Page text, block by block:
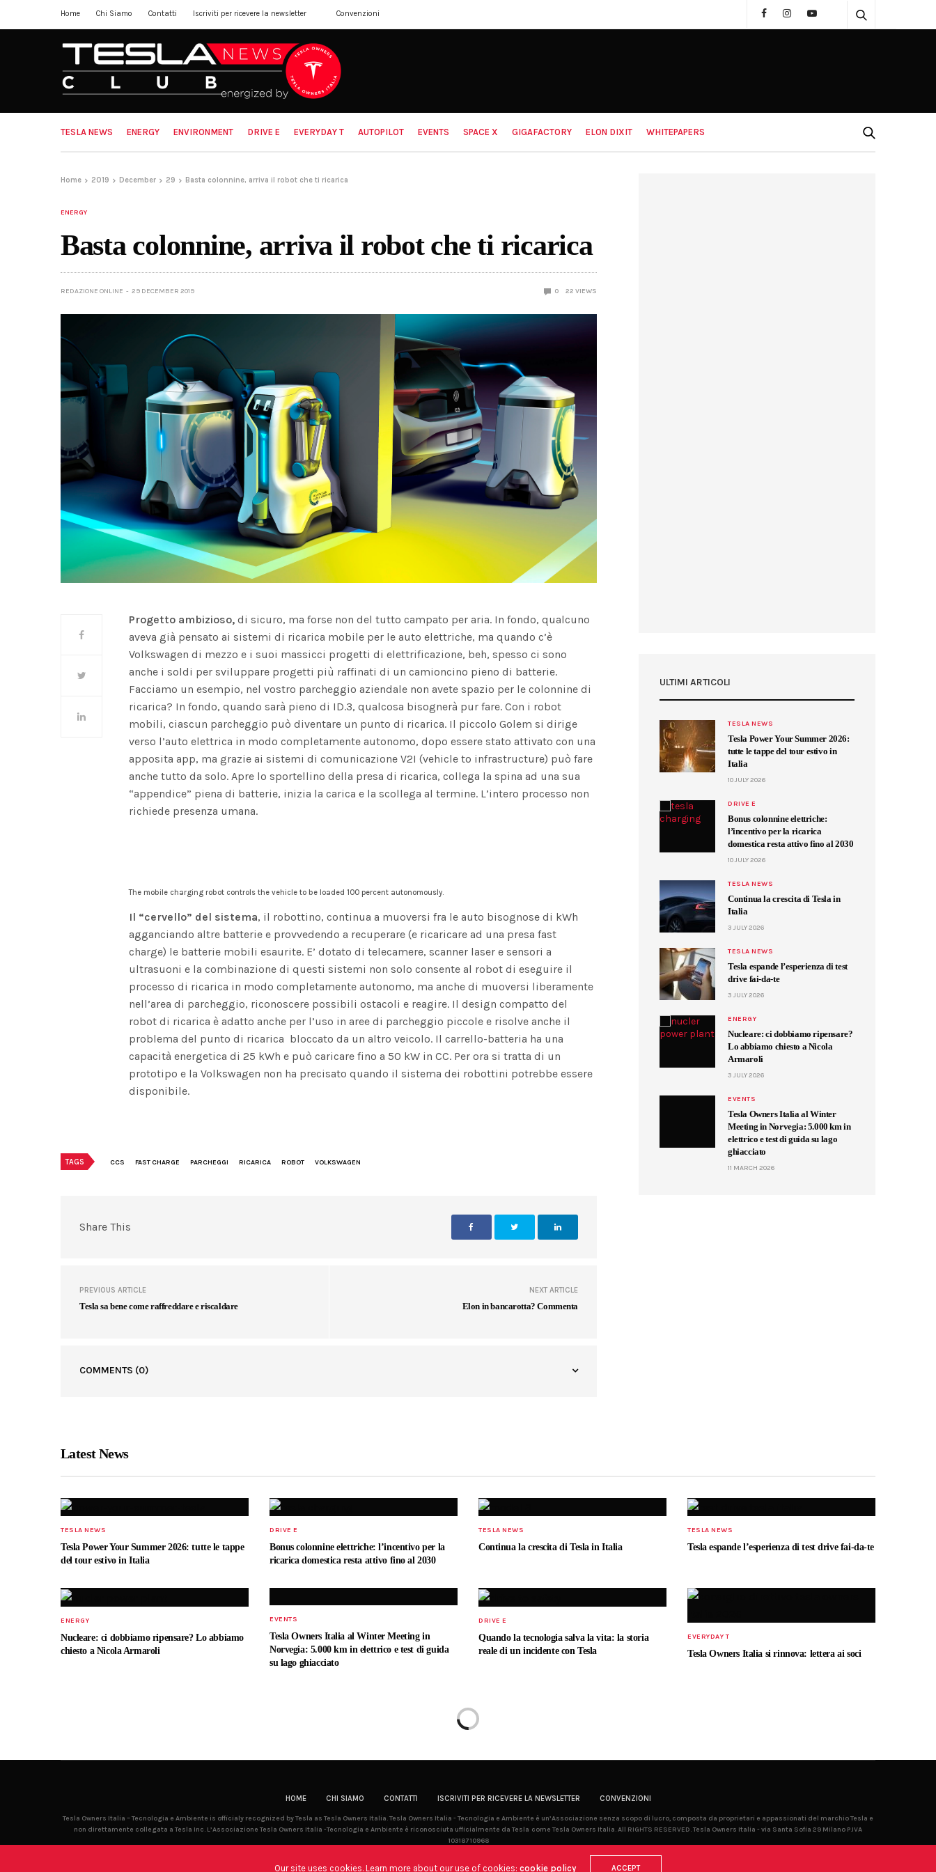
Home Chi Siamo Contatti Iscriviti per ricevere la newsletter Convenzioni
TESLA NEWS ENERGY ENVIRONMENT DRIVE E EVERYDAY T AUTOPILOT EVENTS SPACE X GIGAFACTORY ELON DIXIT WHITEPAPERS
Home 2019 December 29 Basta colonnine, arriva il robot che ti ricarica
ENERGY
Basta colonnine, arriva il robot che ti ricarica
REDAZIONE ONLINE 29 DECEMBER 2019 0 22 VIEWS
Progetto ambizioso, di sicuro, ma forse non del tutto campato per aria. In fondo, qualcuno
aveva già pensato ai sistemi di ricarica mobile per le auto elettriche, ma quando c’è
Volkswagen di mezzo e i suoi massicci progetti di elettrificazione, beh, spesso ci sono
anche i soldi per sviluppare progetti più raffinati di un camioncino pieno di batterie.
Facciamo un esempio, nel vostro parcheggio aziendale non avete spazio per le colonnine di
ricarica? In fondo, quando sarà pieno di ID.3, qualcosa bisognerà pur fare. Con i robot
mobili, ciascun parcheggio può diventare un punto di ricarica. Il piccolo Golem si dirige
verso l’auto elettrica in modo completamente autonomo, dopo essere stato attivato con una
apposita app, ma grazie ai sistemi di comunicazione V2I (vehicle to infrastructure) può fare
anche tutto da solo. Apre lo sportellino della presa di ricarica, collega la spina ad una sua
“appendice” piena di batterie, inizia la carica e la scollega al termine. L’intero processo non
richiede presenza umana.
The mobile charging robot controls the vehicle to be loaded 100 percent autonomously.
Il “cervello” del sistema, il robottino, continua a muoversi fra le auto bisognose di kWh
agganciando altre batterie e provvedendo a recuperare (e ricaricare ad una presa fast
charge) le batterie mobili esaurite. E’ dotato di telecamere, scanner laser e sensori a
ultrasuoni e la combinazione di questi sistemi non solo consente al robot di eseguire il
processo di ricarica in modo completamente autonomo, ma anche di muoversi liberamente
nell’area di parcheggio, riconoscere possibili ostacoli e reagire. Il design compatto del
robot di ricarica è adatto anche per l’uso in aree di parcheggio piccole e risolve anche il
problema del punto di ricarica bloccato da un altro veicolo. Il carrello-batteria ha una
capacità energetica di 25 kWh e può caricare fino a 50 kW in CC. Per ora si tratta di un
prototipo e la Volkswagen non ha precisato quando il sistema dei robottini potrebbe essere
disponibile.
TAGS CCS FAST CHARGE PARCHEGGI RICARICA ROBOT VOLKSWAGEN
Share This
PREVIOUS ARTICLE
Tesla sa bene come raffreddare e riscaldare
NEXT ARTICLE
Elon in bancarotta? Commenta
COMMENTS (0)
ULTIMI ARTICOLI
TESLA NEWS
Tesla Power Your Summer 2026:
tutte le tappe del tour estivo in
Italia
10 JULY 2026
DRIVE E
Bonus colonnine elettriche:
l’incentivo per la ricarica
domestica resta attivo fino al 2030
10 JULY 2026
TESLA NEWS
Continua la crescita di Tesla in
Italia
3 JULY 2026
TESLA NEWS
Tesla espande l’esperienza di test
drive fai-da-te
3 JULY 2026
ENERGY
Nucleare: ci dobbiamo ripensare?
Lo abbiamo chiesto a Nicola
Armaroli
3 JULY 2026
EVENTS
Tesla Owners Italia al Winter
Meeting in Norvegia: 5.000 km in
elettrico e test di guida su lago
ghiacciato
11 MARCH 2026
Latest News
TESLA NEWS
Tesla Power Your Summer 2026: tutte le tappe
del tour estivo in Italia
DRIVE E
Bonus colonnine elettriche: l’incentivo per la
ricarica domestica resta attivo fino al 2030
TESLA NEWS
Continua la crescita di Tesla in Italia
TESLA NEWS
Tesla espande l’esperienza di test drive fai-da-te
ENERGY
Nucleare: ci dobbiamo ripensare? Lo abbiamo
chiesto a Nicola Armaroli
EVENTS
Tesla Owners Italia al Winter Meeting in
Norvegia: 5.000 km in elettrico e test di guida
su lago ghiacciato
DRIVE E
Quando la tecnologia salva la vita: la storia
reale di un incidente con Tesla
EVERYDAY T
Tesla Owners Italia si rinnova: lettera ai soci
HOME CHI SIAMO CONTATTI ISCRIVITI PER RICEVERE LA NEWSLETTER CONVENZIONI
Tesla Owners Italia – Tecnologia e Ambiente is officialy recognized by Tesla as Tesla Owners Italia. Tesla Owners Italia - Tecnologia e Ambiente è un’Associazione senza scopo di lucro, composta da proprietari e appassionati del marchio Tesla e
non direttamente collegata a Tesla Inc. L’Associazione Tesla Owners Italia -Tecnologia e Ambiente è riconosciuta ufficialmente da Tesla come Tesla Owners Italia. All RIGHTS RESERVED. Tesla Owners Italia - via Santa Sofia 29 Milano P.IVA
10318710968
Our site uses cookies. Learn more about our use of cookies:cookie policy ACCEPT